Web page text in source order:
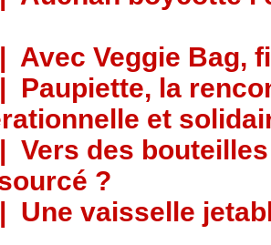
| Avec Veggie Bag,
| Paupiette, la
et
| Vers des
?
| Une vaisselle